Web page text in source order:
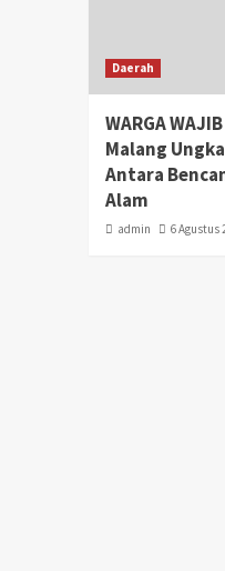
Daerah
WARGA
Malang
Antara
Alam
admin 6 Agustus